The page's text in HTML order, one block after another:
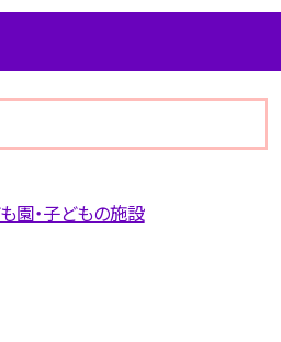
園・子どもの施設